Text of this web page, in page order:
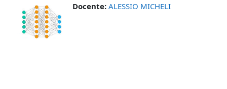
Docente: ALESSIO MICHELI